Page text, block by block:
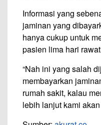
Informasi yang
jaminan yang
hanya cukup untuk
pasien lima hari
“Nah ini yang salah
membayarkan
rumah sakit, kalau
lebih lanjut kami